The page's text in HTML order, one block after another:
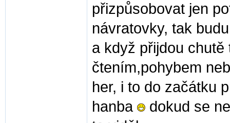
přizpůsobovat jen
návratovky, tak
a když přijdou
čtením,pohybem
her, i to do začátku
hanba
dokud se